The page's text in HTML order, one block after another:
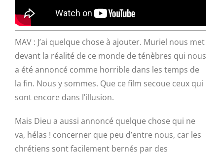
MAV : J’ai quelque chose à ajouter. Muriel nous met
devant la réalité de ce monde de ténèbres qui nous
a été annoncé comme horrible dans les temps de
la fin. Nous y sommes. Que ce film secoue ceux qui
sont encore dans l’illusion.
Mais Dieu a aussi annoncé quelque chose qui ne
va, hélas ! concerner que peu d’entre nous, car les
chrétiens sont facilement bernés par des